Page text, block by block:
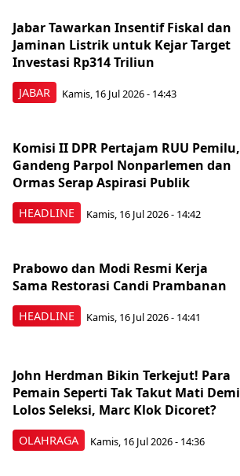
JABAR
Jabar Tawarkan Insentif Fiskal dan
Jaminan Listrik untuk Kejar Target
Investasi Rp314 Triliun
Kamis, 16 Jul 2026 - 14:43
HEADLINE
Komisi II DPR Pertajam RUU Pemilu,
Gandeng Parpol Nonparlemen dan
Ormas Serap Aspirasi Publik
Kamis, 16 Jul 2026 - 14:42
HEADLINE
Prabowo dan Modi Resmi Kerja
Sama Restorasi Candi Prambanan
Kamis, 16 Jul 2026 - 14:41
OLAHRAGA
John Herdman Bikin Terkejut! Para
Pemain Seperti Tak Takut Mati Demi
Lolos Seleksi, Marc Klok Dicoret?
Kamis, 16 Jul 2026 - 14:36